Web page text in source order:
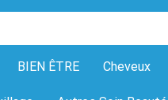
BIEN ÊTRE Cheveux